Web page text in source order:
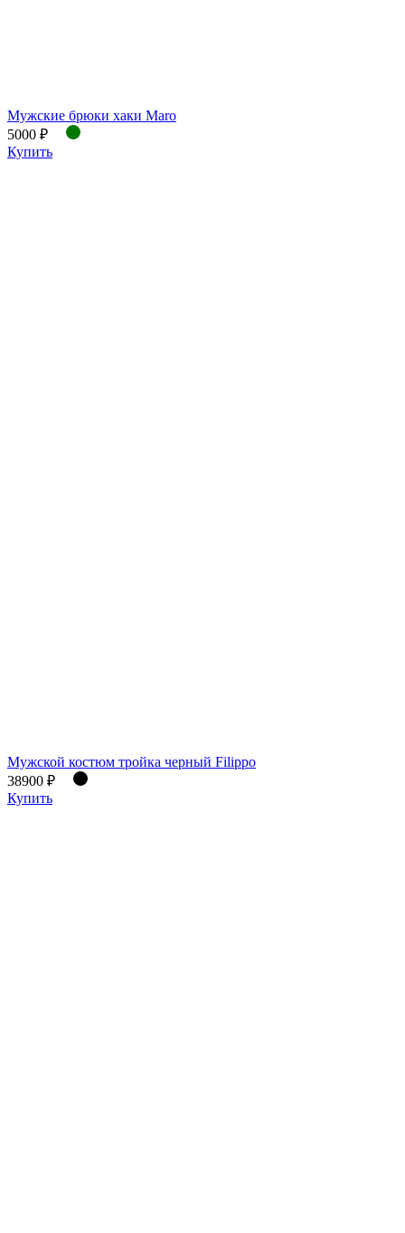
Мужские брюки хаки Maro
5000 ₽
Купить
Мужской костюм тройка черный Filippo
38900 ₽
Купить